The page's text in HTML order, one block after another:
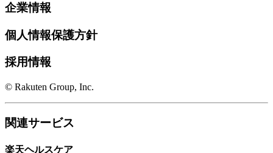
企業情報
個人情報保護方針
採用情報
© Rakuten Group, Inc.
関連サービス
楽天ヘルスケア